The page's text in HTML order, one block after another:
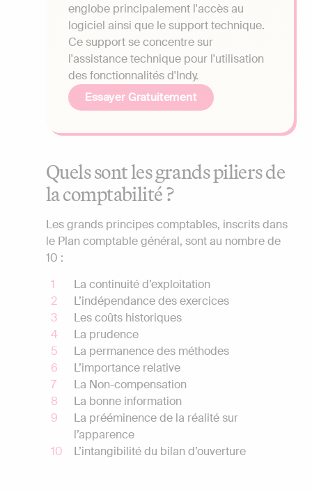
englobe principalement l'accès au
logiciel ainsi que le support technique.
Ce support se concentre sur
l'assistance technique pour l'utilisation
des fonctionnalités d'Indy.
Essayer Gratuitement
Quels sont les grands piliers de
la comptabilité ?
Les grands principes comptables, inscrits dans
le Plan comptable général, sont au nombre de
10 :
La continuité d’exploitation
L’indépendance des exercices
Les coûts historiques
La prudence
La permanence des méthodes
L’importance relative
La Non-compensation
La bonne information
La prééminence de la réalité sur
l’apparence
L’intangibilité du bilan d’ouverture